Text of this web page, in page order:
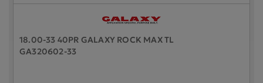
18.00-33 40PR GALAXY ROCK MAX TL
GA320602-33